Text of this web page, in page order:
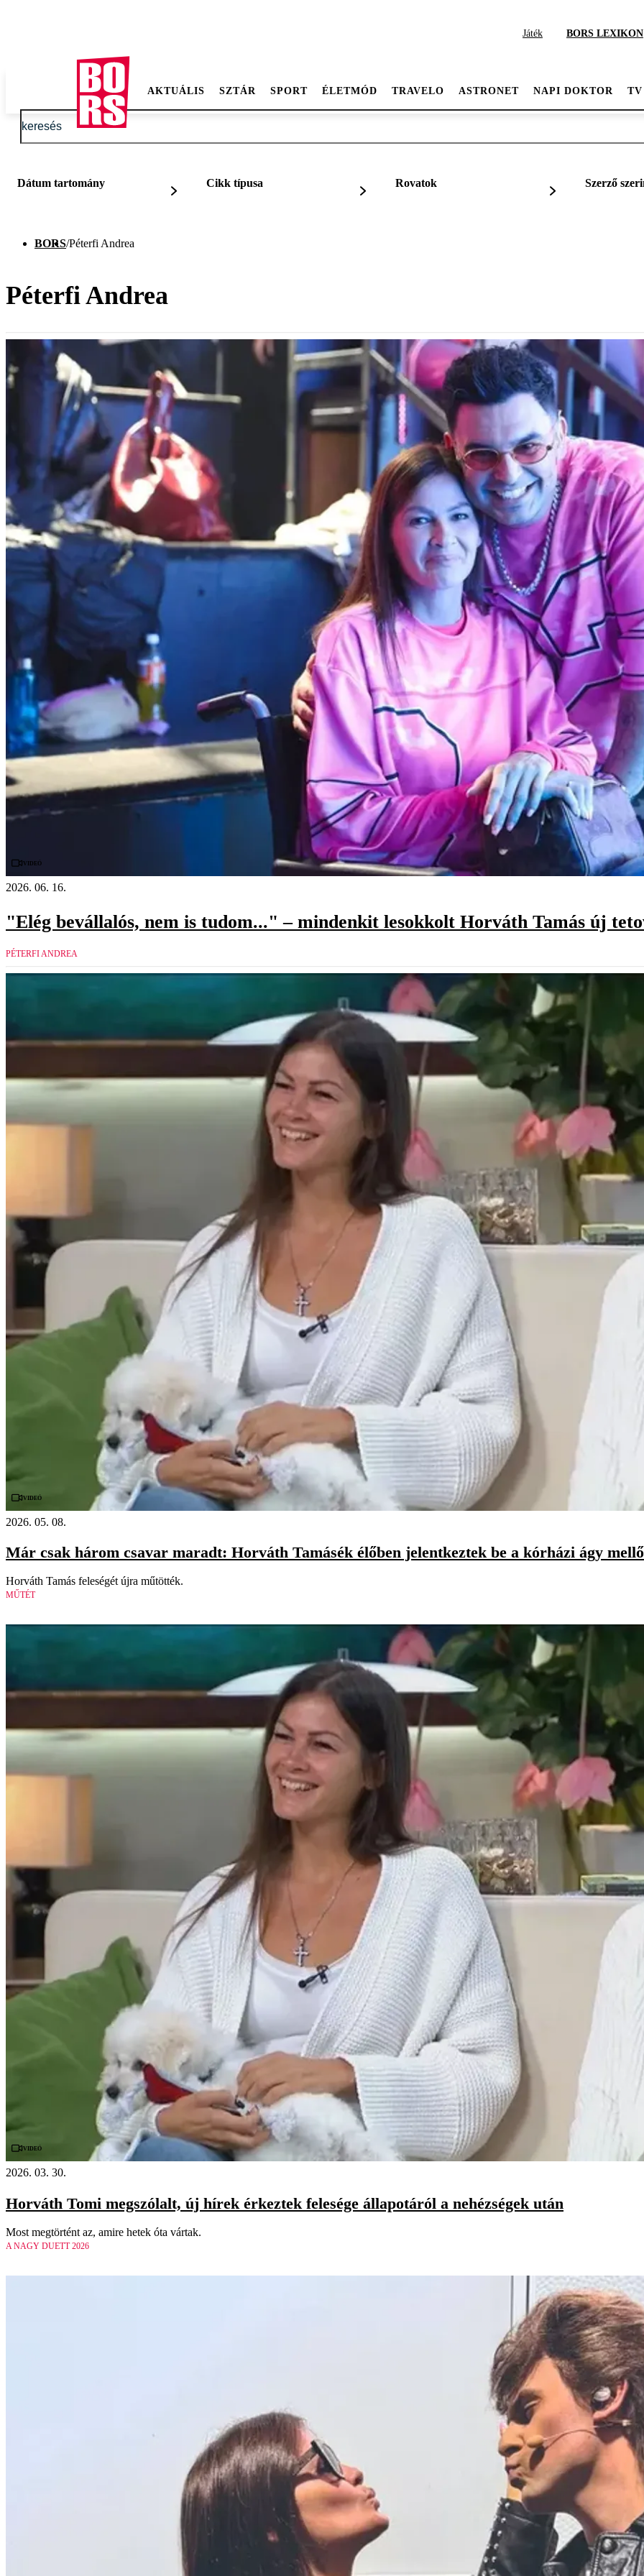
Játék BORS LEXIKON
AKTUÁLIS SZTÁR SPORT ÉLETMÓD TRAVELO ASTRONET NAPI DOKTOR TV
Dátum tartomány Cikk típusa Rovatok Szerző
BORS/Péterfi Andrea
Péterfi Andrea
Videó
2026. 06. 16.
"Elég bevállalós, nem is tudom..." – mindenkit lesokkolt Horváth Tamás új
PÉTERFI ANDREA
Videó
2026. 05. 08.
Már csak három csavar maradt: Horváth Tamásék élőben jelentkeztek be a kórházi ágy
Horváth Tamás feleségét újra műtötték.
MŰTÉT
Videó
2026. 03. 30.
Horváth Tomi megszólalt, új hírek érkeztek felesége állapotáról a nehézségek után
Most megtörtént az, amire hetek óta vártak.
A NAGY DUETT 2026